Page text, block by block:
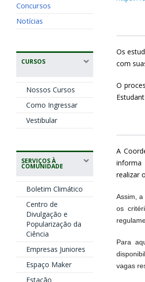
Concursos
Notícias
CURSOS
Nossos Cursos
Como Ingressar
Vestibular
SERVIÇOS À
COMUNIDADE
Boletim Climático
Centro de
Divulgação e
Popularização da
Ciência
Empresas Juniores
Espaço Maker
Estação
Os
com
O
A
informa
realizar
Assim,
os
Para
vagas